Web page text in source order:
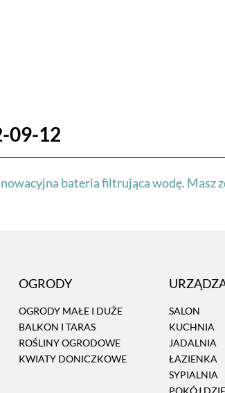
09-12
bateria filtrująca wodę. Masz
OGRODY
OGRODY MAŁE I DUŻE
BALKON I TARAS
ROŚLINY OGRODOWE
KWIATY DONICZKOWE
SALON
KUCHNIA
JADALNIA
ŁAZIENKA
SYPIALNIA
POKÓJ